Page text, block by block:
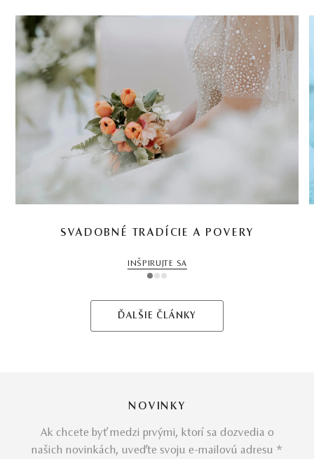
SVADOBNÉ TRADÍCIE A POVERY
INŠPIRUJTE SA
1 2 3
ĎALŠIE ČLÁNKY
NOVINKY
Ak chcete byť medzi prvými, ktorí sa dozvedia o
našich novinkách, uveďte svoju e-mailovú adresu *